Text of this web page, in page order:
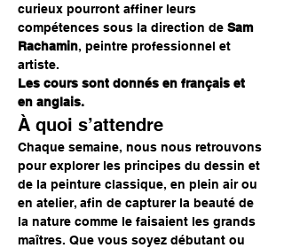
curieux pourront affiner leurs
compétences sous la direction de Sam
Rachamin, peintre professionnel et
artiste.
Les cours sont donnés en français et
en anglais.
À quoi s’attendre
Chaque semaine, nous nous retrouvons
pour explorer les principes du dessin et
de la peinture classique, en plein air ou
en atelier, afin de capturer la beauté de
la nature comme le faisaient les grands
maîtres. Que vous soyez débutant ou